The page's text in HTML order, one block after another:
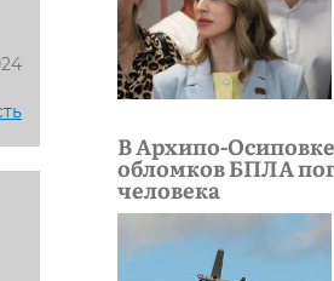
В Архипо-
обломков БПЛА
человека